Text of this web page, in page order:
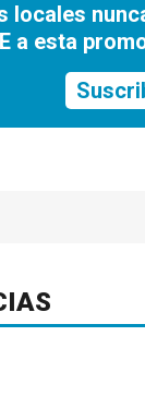
locales
a esta